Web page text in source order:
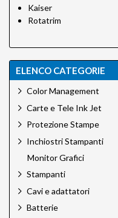
Kaiser
Rotatrim
ELENCO CATEGORIE
Color Management
Carte e Tele Ink Jet
Protezione Stampe
Inchiostri Stampanti
Monitor Grafici
Stampanti
Cavi e adattatori
Batterie